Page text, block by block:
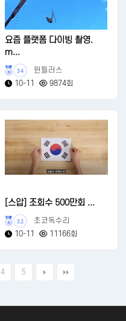
요즘 플랫폼 다이빙 촬영.
m...
34
윈들러스
10-11
9874회
[스압] 조회수 500만회 ...
32
초코독수리
10-11
11166회
4 5